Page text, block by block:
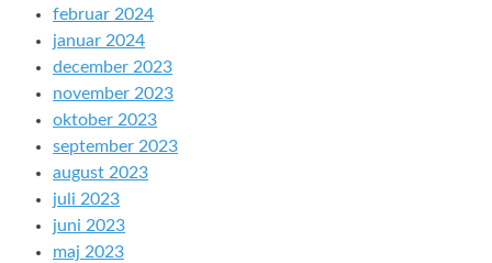
februar 2024
januar 2024
december 2023
november 2023
oktober 2023
september 2023
august 2023
juli 2023
juni 2023
maj 2023